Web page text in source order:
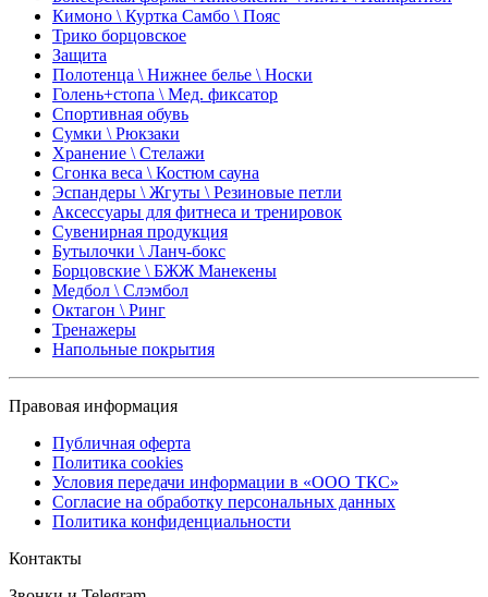
Кимоно \ Куртка Самбо \ Пояс
Трико борцовское
Защита
Полотенца \ Нижнее белье \ Носки
Голень+стопа \ Мед. фиксатор
Спортивная обувь
Сумки \ Рюкзаки
Хранение \ Стелажи
Сгонка веса \ Костюм сауна
Эспандеры \ Жгуты \ Резиновые петли
Аксессуары для фитнеса и тренировок
Сувенирная продукция
Бутылочки \ Ланч-бокс
Борцовские \ БЖЖ Манекены
Медбол \ Слэмбол
Октагон \ Ринг
Тренажеры
Напольные покрытия
Правовая информация
Публичная оферта
Политика cookies
Условия передачи информации в «ООО ТКС»
Согласие на обработку персональных данных
Политика конфиденциальности
Контакты